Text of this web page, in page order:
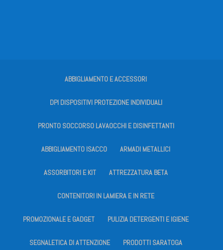
ABBIGLIAMENTO E ACCESSORI
DPI DISPOSITIVI PROTEZIONE INDIVIDUALI
PRONTO SOCCORSO LAVAOCCHI E DISINFETTANTI
ABBIGLIAMENTO ISACCO ARMADI METALLICI
ASSORBITORI E KIT ATTREZZATURA BETA
CONTENITORI IN LAMIERA E IN RETE
PROMOZIONALE E GADGET PULIZIA DETERGENTI E IGIENE
SEGNALETICA DI ATTENZIONE PRODOTTI SARATOGA